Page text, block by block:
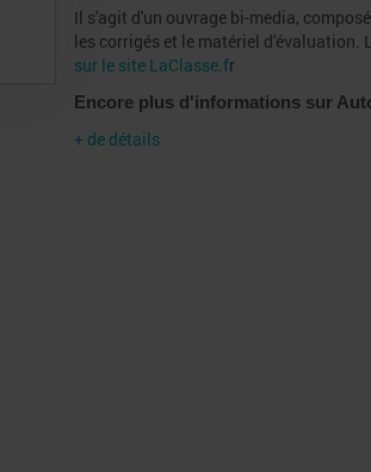
Il s'agit d'un ouvrage bi-media,
les corrigés et le matériel d'évaluation.
sur le site LaClasse.fr
Encore plus d'informations sur
+ de détails